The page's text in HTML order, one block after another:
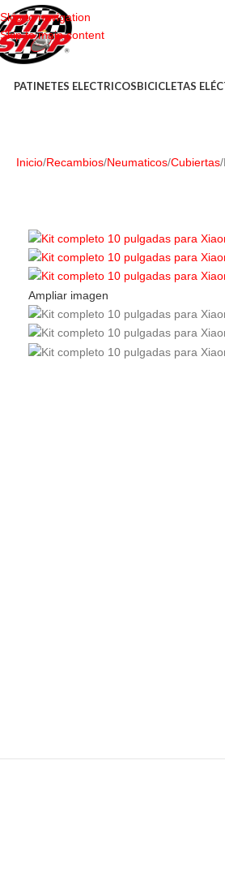
Skip to navigation
Skip to main content
PATINETES ELECTRICOSBICICLETAS
Inicio Recambios Neumaticos Cubiertas